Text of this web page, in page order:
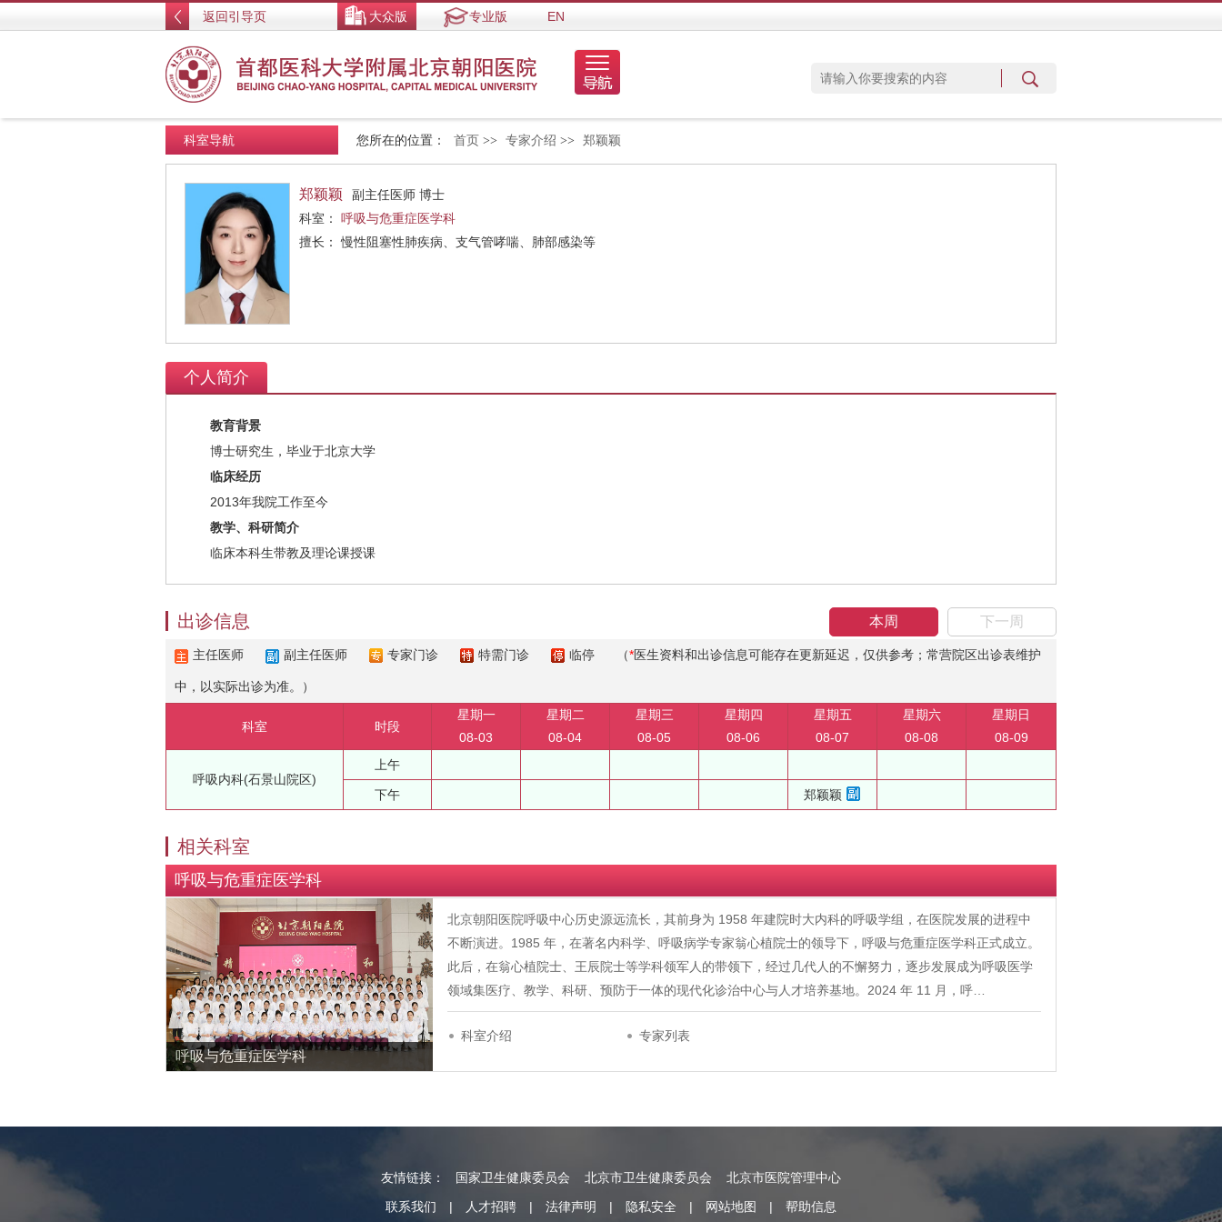
返回引导页 大众版 专业版 EN
您所在的位置： 首页 >> 专家介绍 >> 郑颖颖
科室导航
郑颖颖
副主任医师 博士
科室： 呼吸与危重症医学科
擅长： 慢性阻塞性肺疾病、支气管哮喘、肺部感染等
个人简介
教育背景
博士研究生，毕业于北京大学
临床经历
2013年我院工作至今
教学、科研简介
临床本科生带教及理论课授课
本周 下一周
出诊信息
主任医师 副主任医师 专家门诊 特需门诊 临停 （*医生资料和出诊信息可能存在更新延迟，仅供参考；常营院区出诊表维护
中，以实际出诊为准。）
科室 时段
星期一
08-03
星期二
08-04
星期三
08-05
星期四
08-06
星期五
08-07
星期六
08-08
星期日
08-09
呼吸内科(石景山院区)
上午
下午 郑颖颖
相关科室
呼吸与危重症医学科
呼吸与危重症医学科
北京朝阳医院呼吸中心历史源远流长，其前身为 1958 年建院时大内科的呼吸学组，在医院发展的进程中
不断演进。1985 年，在著名内科学、呼吸病学专家翁心植院士的领导下，呼吸与危重症医学科正式成立。
此后，在翁心植院士、王辰院士等学科领军人的带领下，经过几代人的不懈努力，逐步发展成为呼吸医学
领域集医疗、教学、科研、预防于一体的现代化诊治中心与人才培养基地。2024 年 11 月，呼…
科室介绍 专家列表
友情链接： 国家卫生健康委员会 北京市卫生健康委员会
北京市医院管理中心
联系我们
| 人才招聘 | 法律声明 | 隐私安全 | 网站地图 | 帮助信息